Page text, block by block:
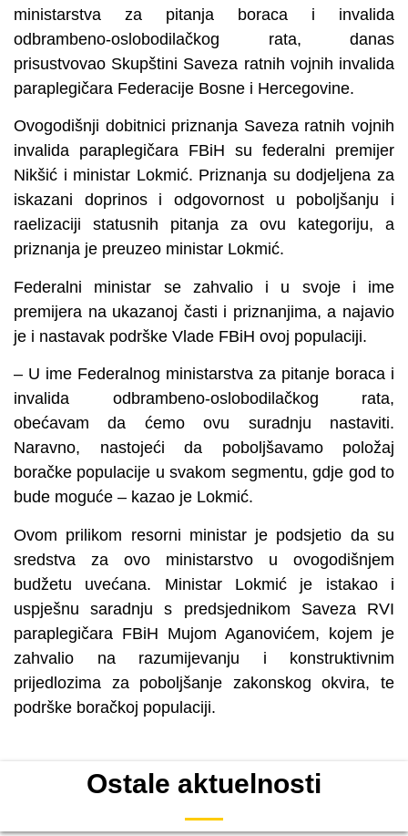
ministarstva za pitanja boraca i invalida
odbrambeno-oslobodilačkog rata, danas
prisustvovao Skupštini Saveza ratnih vojnih invalida
paraplegičara Federacije Bosne i Hercegovine.
Ovogodišnji dobitnici priznanja Saveza ratnih vojnih
invalida paraplegičara FBiH su federalni premijer
Nikšić i ministar Lokmić. Priznanja su dodjeljena za
iskazani doprinos i odgovornost u poboljšanju i
raelizaciji statusnih pitanja za ovu kategoriju, a
priznanja je preuzeo ministar Lokmić.
Federalni ministar se zahvalio i u svoje i ime
premijera na ukazanoj časti i priznanjima, a najavio
je i nastavak podrške Vlade FBiH ovoj populaciji.
– U ime Federalnog ministarstva za pitanje boraca i
invalida odbrambeno-oslobodilačkog rata,
obećavam da ćemo ovu suradnju nastaviti.
Naravno, nastojeći da poboljšavamo položaj
boračke populacije u svakom segmentu, gdje god to
bude moguće – kazao je Lokmić.
Ovom prilikom resorni ministar je podsjetio da su
sredstva za ovo ministarstvo u ovogodišnjem
budžetu uvećana. Ministar Lokmić je istakao i
uspješnu saradnju s predsjednikom Saveza RVI
paraplegičara FBiH Mujom Aganovićem, kojem je
zahvalio na razumijevanju i konstruktivnim
prijedlozima za poboljšanje zakonskog okvira, te
podrške boračkoj populaciji.
Ostale aktuelnosti